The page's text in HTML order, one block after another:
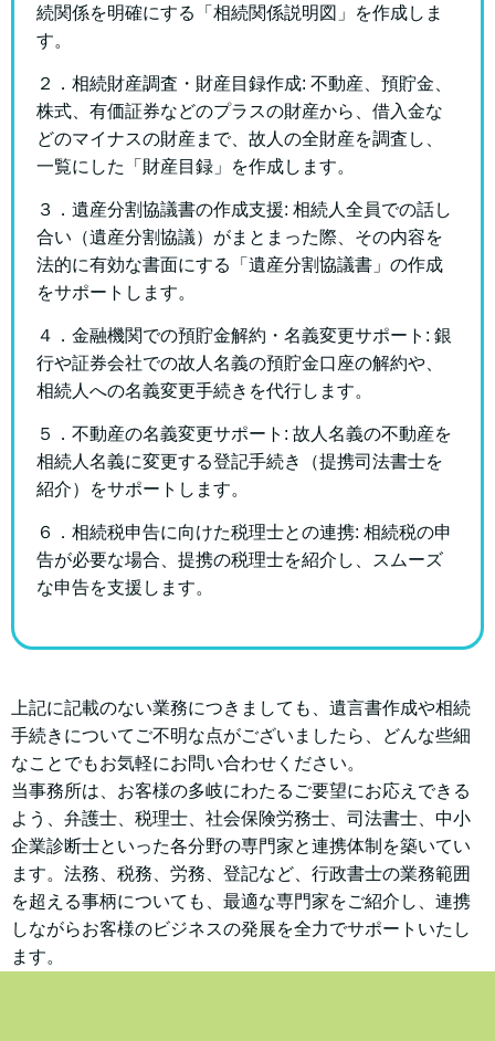
続関係を明確にする「相続関係説明図」を作成しま
す。
２．相続財産調査・財産目録作成: 不動産、預貯金、
株式、有価証券などのプラスの財産から、借入金な
どのマイナスの財産まで、故人の全財産を調査し、
一覧にした「財産目録」を作成します。
３．遺産分割協議書の作成支援: 相続人全員での話し
合い（遺産分割協議）がまとまった際、その内容を
法的に有効な書面にする「遺産分割協議書」の作成
をサポートします。
４．金融機関での預貯金解約・名義変更サポート: 銀
行や証券会社での故人名義の預貯金口座の解約や、
相続人への名義変更手続きを代行します。
５．不動産の名義変更サポート: 故人名義の不動産を
相続人名義に変更する登記手続き（提携司法書士を
紹介）をサポートします。
６．相続税申告に向けた税理士との連携: 相続税の申
告が必要な場合、提携の税理士を紹介し、スムーズ
な申告を支援します。
上記に記載のない業務につきましても、遺言書作成や相続
手続きについてご不明な点がございましたら、どんな些細
なことでもお気軽にお問い合わせください。
当事務所は、お客様の多岐にわたるご要望にお応えできる
よう、弁護士、税理士、社会保険労務士、司法書士、中小
企業診断士といった各分野の専門家と連携体制を築いてい
ます。法務、税務、労務、登記など、行政書士の業務範囲
を超える事柄についても、最適な専門家をご紹介し、連携
しながらお客様のビジネスの発展を全力でサポートいたし
ます。